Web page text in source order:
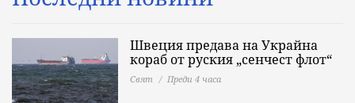
Швеция предава на Украйна
кораб от руския „сенчест флот“
Свят Преди 4 часа